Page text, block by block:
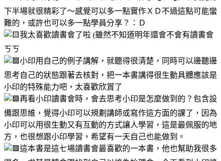
下半場就很精彩了～感覺可以多一點實作ＸＤ不過這點可能蠻
難的，或許也可以多一點學員分享？：Ｄ
我太喜歡讀書會了啦 (雖然不知道明年還會不會有讀書會
ㄎㄎ
小印用自己的例子講解，就聽得很清楚，同時可以邊聽邊
思考自己的狀態跟著去核對，把一本書講得很生動具體應該是
小印的特殊能力吧，太喜歡欣賞了
再看小印讀書會時，會去思考小印是怎麼做到的？包含設
備跟思維，覺得小印可以規劃講師或寫作這方面的課了，因為
小印可以用很生動又有互動的方式讓人學習，這是最佩服的地
方，也很想跟小印學習，希望有一天自己也能做到。
這本書是這七場讀書會最喜歡的一本書，他也幫助我很多